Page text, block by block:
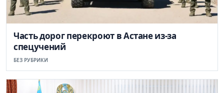
Часть дорог перекроют в Астане из-за
спецучений
БЕЗ РУБРИКИ